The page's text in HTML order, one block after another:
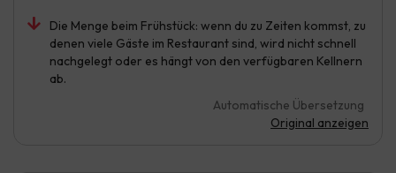
Die Menge beim Frühstück: wenn du zu Zeiten kommst, zu
denen viele Gäste im Restaurant sind, wird nicht schnell
nachgelegt oder es hängt von den verfügbaren Kellnern
ab.
Automatische Übersetzung
Original anzeigen